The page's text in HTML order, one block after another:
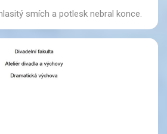
smích a potlesk nebral konce.